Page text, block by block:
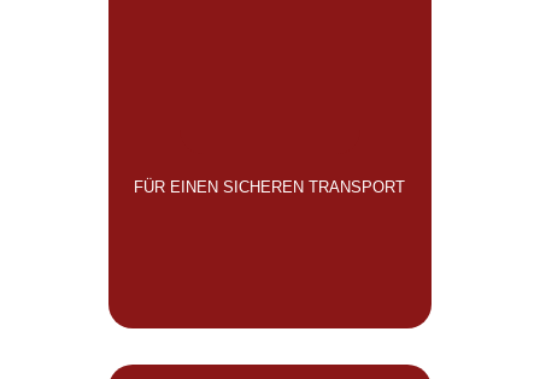
FÜR EINEN SICHEREN TRANSPORT